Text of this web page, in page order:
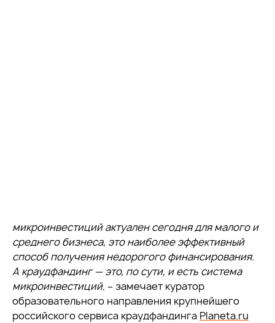
микроинвестиций актуален сегодня для малого и
среднего бизнеса, это наиболее эффективный
способ получения недорогого финансирования.
А краудфандинг — это, по сути, и есть система
микроинвестиций, – замечает куратор
образовательного направления крупнейшего
российского сервиса краудфандинга Planeta.ru